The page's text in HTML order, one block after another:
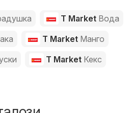
T Market Вода
T Market Манго
T Market Кекс